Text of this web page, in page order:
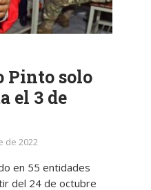
Pinto solo
el 3 de
de 2022
en 55 entidades
del 24 de octubre